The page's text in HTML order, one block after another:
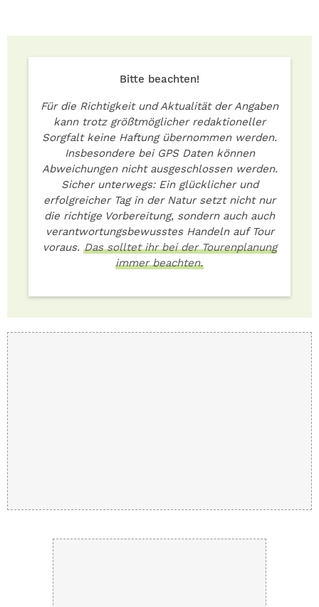
Bitte beachten!
Für die Richtigkeit und Aktualität der Angaben
kann trotz größtmöglicher redaktioneller
Sorgfalt keine Haftung übernommen werden.
Insbesondere bei GPS Daten können
Abweichungen nicht ausgeschlossen werden.
Sicher unterwegs: Ein glücklicher und
erfolgreicher Tag in der Natur setzt nicht nur
die richtige Vorbereitung, sondern auch auch
verantwortungsbewusstes Handeln auf Tour
voraus. Das solltet ihr bei der Tourenplanung
immer beachten.